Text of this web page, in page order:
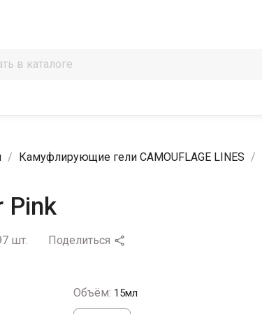
Камуфлирующие гели CAMOUFLAGE LINES
Pink
шт. Поделиться 
Объём: 15мл